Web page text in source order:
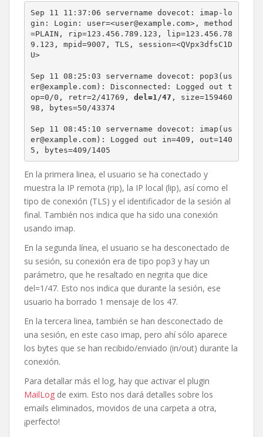
Sep 11 11:37:06 servername dovecot: imap-lo
gin: Login: user=<user@example.com>, method
=PLAIN, rip=123.456.789.123, lip=123.456.78
9.123, mpid=9007, TLS, session=<QVpx3dfsC1D
U>
Sep 11 08:25:03 servername dovecot: pop3(us
er@example.com): Disconnected: Logged out t
op=0/0, retr=2/41769, del=1/47 , size=159460
98, bytes=50/43374
Sep 11 08:45:10 servername dovecot: imap(us
er@example.com): Logged out in=409, out=140
5, bytes=409/1405
En la primera linea, el usuario se ha conectado y
muestra la IP remota (rip), la IP local (lip), así como el
tipo de conexión (TLS) y el identificador de la sesión al
final. También nos indica que ha sido una conexión
usando imap.
En la segunda línea, el usuario se ha desconectado de
su sesión, su conexión era de tipo pop3 y hay un
parámetro, que he resaltado en negrita que dice
del=1/47. Esto nos indica que durante la sesión, ese
usuario ha borrado 1 mensaje de los 47.
En la tercera linea, también se han desconectado de
una sesión, en este caso imap, pero ahí sólo aparece
los bytes que se han recibido/enviado (in/out) durante la
conexión.
Para detallar más el log, hay que activar el plugin
MailLog de exim. Esto nos dará detalles sobre los
emails eliminados, movidos de una carpeta a otra,
¡perfecto!